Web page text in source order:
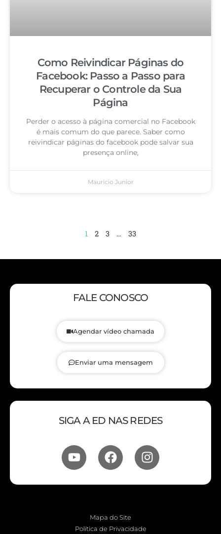
Como Reivindicar Páginas do
Facebook: Passo a Passo para
Recuperar o Controle da Sua
Página
Perder o acesso à página comercial no Facebook
é mais comum do que parece. Saber como
reivindicar páginas do facebook pode salvar sua
presença online,
Mauricio Junior
1 2 3 … 33
FALE CONOSCO
Agendar vídeo chamada
Enviar uma mensagem
SIGA A ED NAS REDES
Mapa do Site
Política de Privacidade